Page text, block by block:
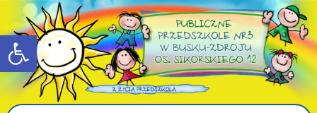
Otwórz pasek narzędzi